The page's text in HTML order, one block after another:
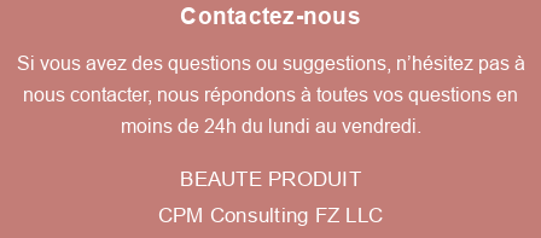
Contactez-nous
Si vous avez des questions ou suggestions, n’hésitez pas à
nous contacter, nous répondons à toutes vos questions en
moins de 24h du lundi au vendredi.
BEAUTE PRODUIT
CPM Consulting FZ LLC